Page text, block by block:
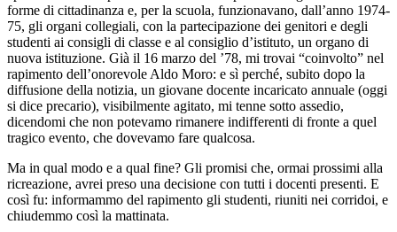
forme di cittadinanza e, per la scuola, funzionavano, dall’anno 1974-
75, gli organi collegiali, con la partecipazione dei genitori e degli
studenti ai consigli di classe e al consiglio d’istituto, un organo di
nuova istituzione. Già il 16 marzo del ’78, mi trovai “coinvolto” nel
rapimento dell’onorevole Aldo Moro: e sì perché, subito dopo la
diffusione della notizia, un giovane docente incaricato annuale (oggi
si dice precario), visibilmente agitato, mi tenne sotto assedio,
dicendomi che non potevamo rimanere indifferenti di fronte a quel
tragico evento, che dovevamo fare qualcosa.
Ma in qual modo e a qual fine? Gli promisi che, ormai prossimi alla
ricreazione, avrei preso una decisione con tutti i docenti presenti. E
così fu: informammo del rapimento gli studenti, riuniti nei corridoi, e
chiudemmo così la mattinata.